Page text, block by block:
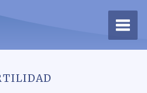
Abrir